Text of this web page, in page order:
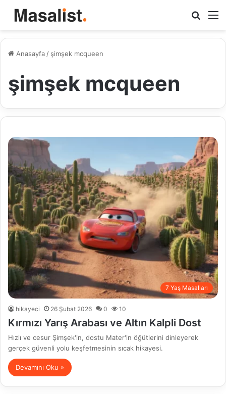
Arama
yap
Anasayfa / şimşek mcqueen
şimşek mcqueen
7 Yaş Masalları
hikayeci 26 Şubat 2026 0 10
Kırmızı Yarış Arabası ve Altın Kalpli Dost
Hızlı ve cesur Şimşek'in, dostu Mater'in öğütlerini dinleyerek
gerçek güvenli yolu keşfetmesinin sıcak hikayesi.
Devamını Oku »